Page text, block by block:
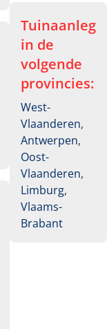
Tuinaanleg
in de
volgende
provincies:
West-
Vlaanderen,
Antwerpen,
Oost-
Vlaanderen,
Limburg,
Vlaams-
Brabant